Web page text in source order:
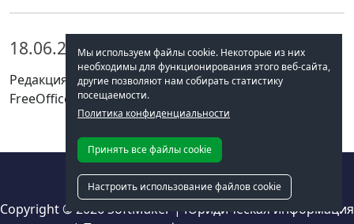
18.06.2024: редакция 1215
Редакция 1215 являлась исходной редакцией
FreeOffice 2024.
Мы используем файлы cookie. Некоторые из них
необходимы для функционирования этого веб-сайта,
другие позволяют нам собирать статистику
посещаемости.
Политика конфиденциальности
Принять все файлы cookie
Настроить использование файлов cookie
Copyright © 2026SoftMaker | Юридическая информация